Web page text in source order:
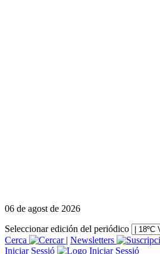
06 de agost de 2026
Seleccionar edición del periódico
Cerca
| Newsletters
Iniciar Sessió